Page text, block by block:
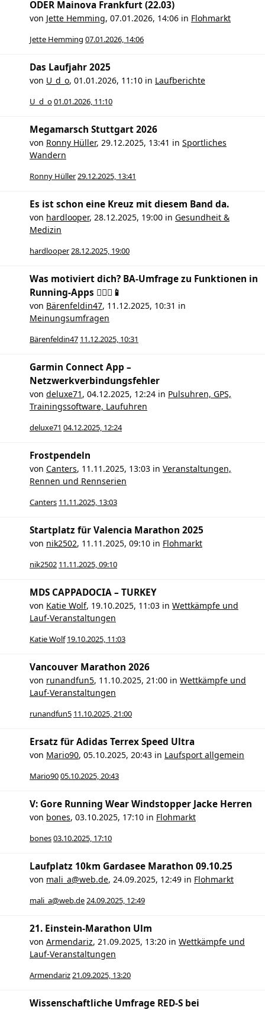
ODER Mainova Frankfurt (22.03)
von Jette Hemming, 07.01.2026, 14:06 in Flohmarkt
Jette Hemming 07.01.2026, 14:06
Das Laufjahr 2025
von U_d_o, 01.01.2026, 11:10 in Laufberichte
U_d_o01.01.2026, 11:10
Megamarsch Stuttgart 2026
von Ronny Hüller, 29.12.2025, 13:41 in Sportliches
Wandern
Ronny Hüller29.12.2025, 13:41
Es ist schon eine Kreuz mit diesem Band da.
von hardlooper, 28.12.2025, 19:00 in Gesundheit &
Medizin
hardlooper28.12.2025, 19:00
Was motiviert dich? BA-Umfrage zu Funktionen in
Running-Apps 🏃🏻‍♀️📱
von Bärenfeldin47, 11.12.2025, 10:31 in
Meinungsumfragen
Bärenfeldin47 11.12.2025, 10:31
Garmin Connect App –
Netzwerkverbindungsfehler
von deluxe71 , 04.12.2025, 12:24 in Pulsuhren, GPS,
Trainingssoftware, Laufuhren
deluxe71 04.12.2025, 12:24
Frostpendeln
von Canters, 11.11.2025, 13:03 in Veranstaltungen,
Rennen und Rennserien
Canters 11.11.2025, 13:03
Startplatz für Valencia Marathon 2025
von nik2502, 11.11.2025, 09:10 in Flohmarkt
nik2502 11.11.2025, 09:10
MDS CAPPADOCIA – TURKEY
von Katie Wolf, 19.10.2025, 11:03 in Wettkämpfe und
Lauf-Veranstaltungen
Katie Wolf 19.10.2025, 11:03
Vancouver Marathon 2026
von runandfun5, 11.10.2025, 21:00 in Wettkämpfe und
Lauf-Veranstaltungen
runandfun5 11.10.2025, 21:00
Ersatz für Adidas Terrex Speed Ultra
von Mario90, 05.10.2025, 20:43 in Laufsport allgemein
Mario9005.10.2025, 20:43
V: Gore Running Wear Windstopper Jacke Herren
von bones, 03.10.2025, 17:10 in Flohmarkt
bones03.10.2025, 17:10
Laufplatz 10km Gardasee Marathon 09.10.25
von mali_a@web.de, 24.09.2025, 12:49 in Flohmarkt
mali_a@web.de24.09.2025, 12:49
21. Einstein-Marathon Ulm
von Armendariz, 21.09.2025, 13:20 in Wettkämpfe und
Lauf-Veranstaltungen
Armendariz21.09.2025, 13:20
Wissenschaftliche Umfrage RED-S bei